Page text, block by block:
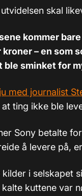
skal
kommer
– en som
ble sminket for
med journalist
at ting ikke ble
Sony betalte
å levere på,
kilder i selskapet
kalte kuttene var